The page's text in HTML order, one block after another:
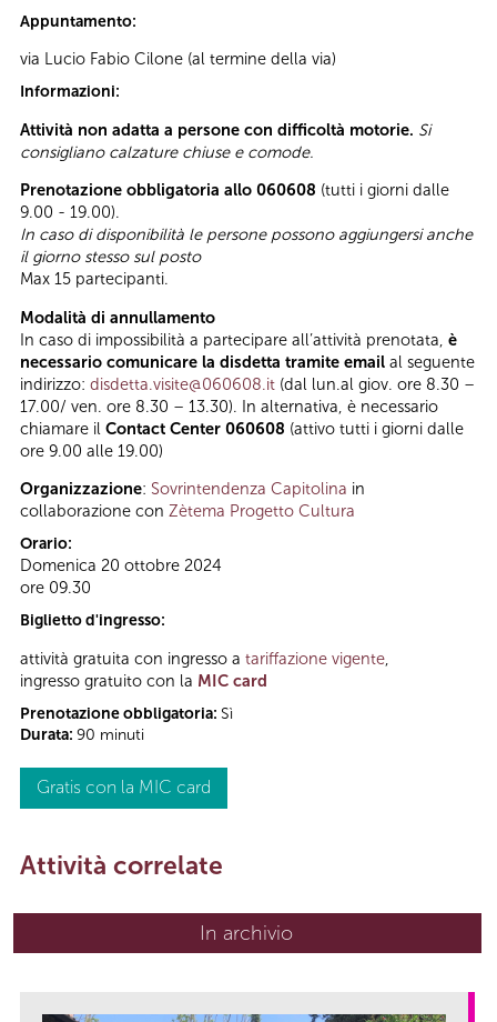
Appuntamento:
via Lucio Fabio Cilone (al termine della via)
Informazioni:
Attività non adatta a persone con difficoltà motorie. Si
consigliano calzature chiuse e comode.
Prenotazione obbligatoria allo 060608 (tutti i giorni dalle
9.00 - 19.00).
In caso di disponibilità le persone possono aggiungersi anche
il giorno stesso sul posto
Max 15 partecipanti.
Modalità di annullamento
In caso di impossibilità a partecipare all’attività prenotata, è
necessario comunicare la disdetta tramite email al seguente
indirizzo: disdetta.visite@060608.it (dal lun.al giov. ore 8.30 –
17.00/ ven. ore 8.30 – 13.30). In alternativa, è necessario
chiamare il Contact Center 060608 (attivo tutti i giorni dalle
ore 9.00 alle 19.00)
Organizzazione: Sovrintendenza Capitolina in
collaborazione con Zètema Progetto Cultura
Orario:
Domenica 20 ottobre 2024
ore 09.30
Biglietto d'ingresso:
attività gratuita con ingresso a tariffazione vigente,
ingresso gratuito con la MIC card
Prenotazione obbligatoria: Sì
Durata: 90 minuti
Gratis con la MIC card
Attività correlate
In archivio